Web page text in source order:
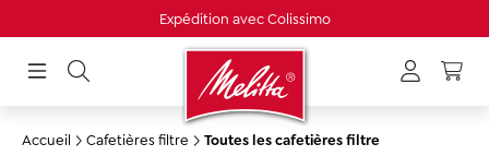
Livraison gratuite à partir de 30 €
Accueil Cafetières filtre Toutes les cafetières filtre